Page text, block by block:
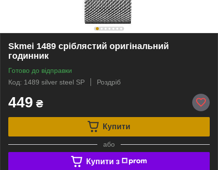
Skmei 1489 сріблястий оригінальний
годинник
Готово до відправки
Код: 1489 silver steel SP
Роздріб
449 ₴
Купити
або
Купити з